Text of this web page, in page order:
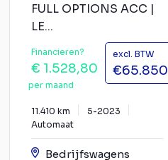
FULL OPTIONS ACC |
LE...
Financieren?
€ 1.528,80
per maand
excl. BTW
€65.850
11.410 km
5-2023
Automaat
Bedrijfswagens